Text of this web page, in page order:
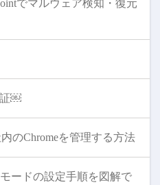
でマルウェア検知・復元
証￼
内のChromeを管理する方法
モードの設定手順を図解で